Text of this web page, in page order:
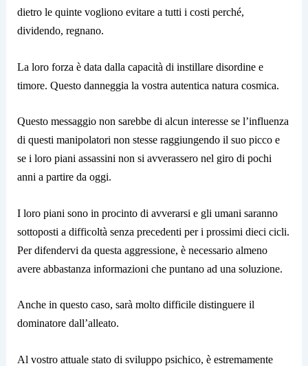
dietro le quinte vogliono evitare a tutti i costi perché,
dividendo, regnano.
La loro forza è data dalla capacità di instillare disordine e
timore. Questo danneggia la vostra autentica natura cosmica.
Questo messaggio non sarebbe di alcun interesse se l’influenza
di questi manipolatori non stesse raggiungendo il suo picco e
se i loro piani assassini non si avverassero nel giro di pochi
anni a partire da oggi.
I loro piani sono in procinto di avverarsi e gli umani saranno
sottoposti a difficoltà senza precedenti per i prossimi dieci cicli.
Per difendervi da questa aggressione, è necessario almeno
avere abbastanza informazioni che puntano ad una soluzione.
Anche in questo caso, sarà molto difficile distinguere il
dominatore dall’alleato.
Al vostro attuale stato di sviluppo psichico, è estremamente